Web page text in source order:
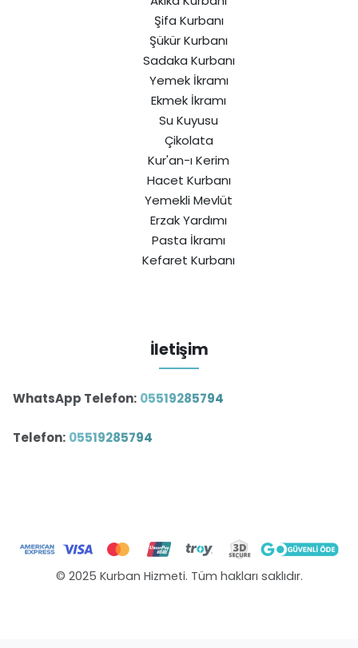
Şifa Kurbanı
Şükür Kurbanı
Sadaka Kurbanı
Yemek İkramı
Ekmek İkramı
Su Kuyusu
Çikolata
Kur'an-ı Kerim
Hacet Kurbanı
Yemekli Mevlüt
Erzak Yardımı
Pasta İkramı
Kefaret Kurbanı
İletişim
WhatsApp Telefon: 05519285794
Telefon: 05519285794
© 2025 Kurban Hizmeti. Tüm hakları saklıdır.